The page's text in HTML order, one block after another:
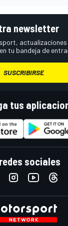
newsletter
tu bandeja de
SUSCRIBIRSE
tus
sociales